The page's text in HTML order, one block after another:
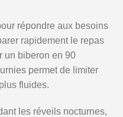
répondre aux besoins
rapidement le repas
un biberon en 90
permet de limiter
fluides.
les réveils nocturnes,